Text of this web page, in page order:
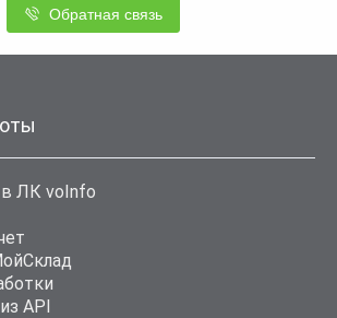
Обратная связь
ЛК voInfo
API